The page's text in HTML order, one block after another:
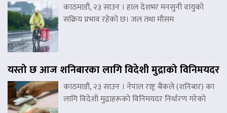
काठमाडौं, २३ साउन । हाल देशभर मनसुनी वायुको
सक्रिय प्रभाव रहेको छ। जल तथा मौसम
यस्तो छ आज शनिबारका लागि विदेशी मुद्राको विनिमयदर
काठमाडौं, २३ साउन । नेपाल राष्ट्र बैंकले (शनिबार) का
लागि विदेशी मुद्राहरूको विनिमयदर निर्धारण गरेको